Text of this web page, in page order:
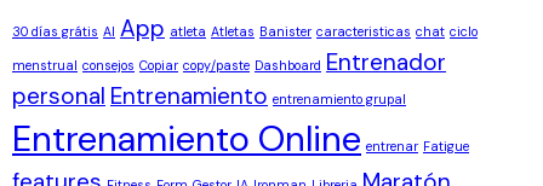
30 días grátis AI App atleta Atletas Banister caracteristicas chat ciclo
menstrual consejos Copiar copy/paste Dashboard Entrenador
personal Entrenamiento entrenamiento grupal
Entrenamiento Online entrenar Fatigue